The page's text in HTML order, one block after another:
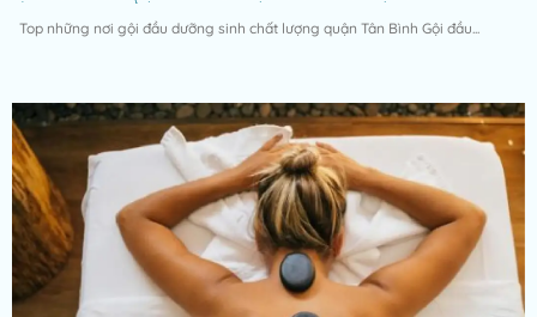
Top những nơi gội đầu dưỡng sinh chất lượng quận Tân Bình Gội đầu...